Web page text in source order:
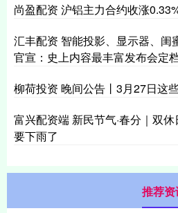
尚盈配资 沪铝主力合约收涨
汇丰配资 智能投影、显示器、
官宣：史上内容最丰富发布会定
柳荷投资 晚间公告丨3月27日这
富兴配资端 新民节气·春分｜双
要下雨了
推荐资